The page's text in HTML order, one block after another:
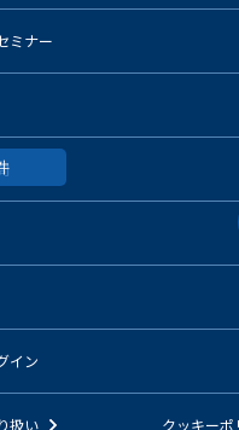
ミナー
イン
扱い クッキーポ